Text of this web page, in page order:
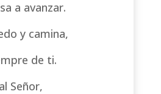
a avanzar.
y camina,
de ti.
Señor,